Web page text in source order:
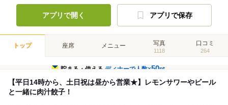
アプリで開く アプリで保存
トップ 座席 メニュー 写真
1118
口コミ
264
貯まる・使えるディナーで人数×50pt
【平日14時から、土日祝は昼から営業★】レモンサワーやビール
と一緒に肉汁餃子！